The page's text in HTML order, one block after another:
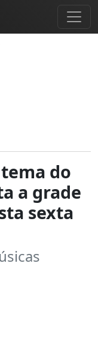
do
a grade
sexta